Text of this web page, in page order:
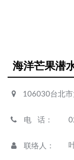
海洋芒果潜
106030台北
电 话：
联络人 ：